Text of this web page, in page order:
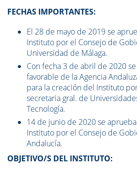
FECHAS IMPORTANTES:
El 28 de mayo de 2019 se
Instituto por el Consejo de
Universidad de Málaga.
Con fecha 3 de abril de 2020
favorable de la Agencia
para la creación del Instituto
secretaria gral. de
Tecnología.
14 de junio de 2020 se
Instituto por el Consejo de
Andalucía.
OBJETIVO/S DEL INSTITUTO: